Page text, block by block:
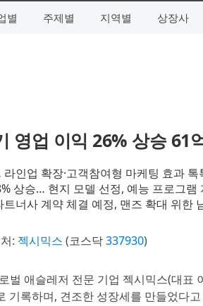
별 주제별 지역별 상장사
영업 이익 26% 상승 61
라인업 확장·고객참여형 마케팅 효과 톡
상승… 현지 모델 선정, 예능 프로그램
너사 계약 체결 예정, 맨즈 확대 위한
: 젝시믹스 (코스닥337930)
벌 애슬레저 전문 기업 젝시믹스(대표
기록하며, 견조한 성장세를 만들었다